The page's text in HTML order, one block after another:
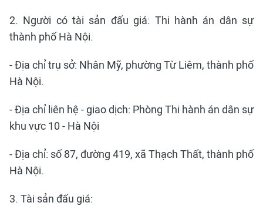
2. Người có tài sản đấu giá: Thi hành án dân sự
thành phố Hà Nội.
- Địa chỉ trụ sở: Nhân Mỹ, phường Từ Liêm, thành phố
Hà Nội.
- Địa chỉ liên hệ - giao dịch: Phòng Thi hành án dân sự
khu vực 10 - Hà Nội
- Địa chỉ: số 87, đường 419, xã Thạch Thất, thành phố
Hà Nội.
3. Tài sản đấu giá: